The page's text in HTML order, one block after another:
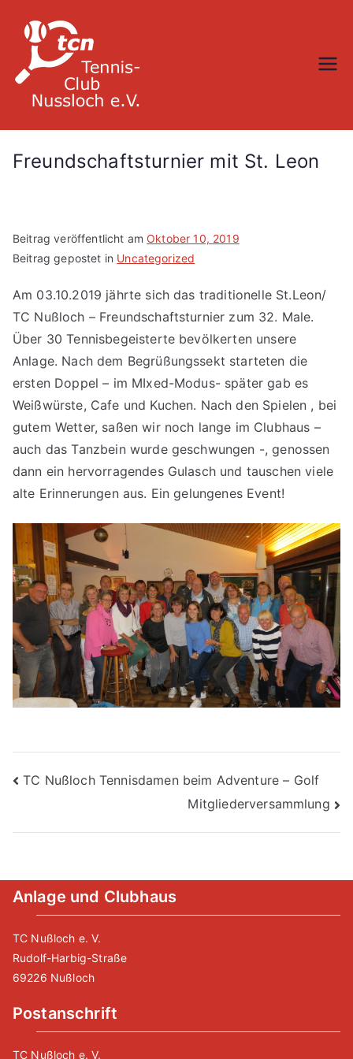
Inhalt
springen
Freundschaftsturnier mit St. Leon
Beitrag veröffentlicht am Oktober 10, 2019
Beitrag gepostet in Uncategorized
Am 03.10.2019 jährte sich das traditionelle St.Leon/
TC Nußloch – Freundschaftsturnier zum 32. Male.
Über 30 Tennisbegeisterte bevölkerten unsere
Anlage. Nach dem Begrüßungssekt starteten die
ersten Doppel – im MIxed-Modus- später gab es
Weißwürste, Cafe und Kuchen. Nach den Spielen , bei
gutem Wetter, saßen wir noch lange im Clubhaus –
auch das Tanzbein wurde geschwungen -, genossen
dann ein hervorragendes Gulasch und tauschen viele
alte Erinnerungen aus. Ein gelungenes Event!
Beitragsnavigation
TC Nußloch Tennisdamen beim Adventure – Golf
Mitgliederversammlung
Anlage und Clubhaus
TC Nußloch e. V.
Rudolf-Harbig-Straße
69226 Nußloch
Postanschrift
TC Nußloch e. V.